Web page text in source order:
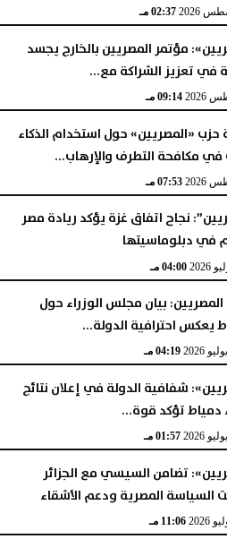
02:37 مـ
مؤتمر المصريين بالخارج يجسد
في تعزيز الشراكة مع...
09:14 مـ
«المصريين» حول استخدام الذكاء
في مكافحة التطرف والإرهاب...
07:53 مـ
نجاح اتفاق غزة يؤكد ريادة مصر
في دبلوماسيتها
04:00 مـ
بيان مجلس الوزراء حول
يعكس احترافية الدولة...
04:19 مـ
شفافية الدولة في إعلان نتائج
دمياط تؤكد قوة...
01:57 مـ
تضامن السيسي مع الجزائر
السياسة المصرية ودعم الأشقاء
11:06 مـ